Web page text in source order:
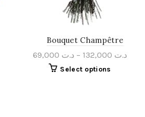
Bouquet Champêtre
د.ت – د.ت
Select options